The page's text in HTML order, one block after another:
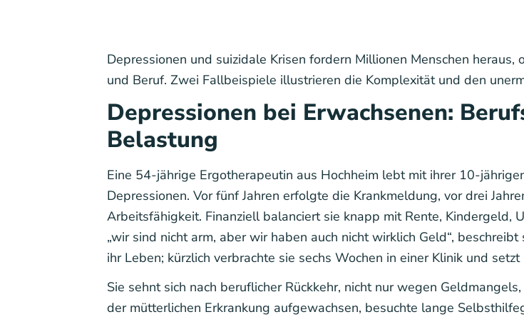
Depressionen und suizidale Krisen fordern Millionen Menschen
und Beruf. Zwei Fallbeispiele illustrieren die Komplexität und den
Depressionen bei Erwachsenen:
Belastung
Eine 54-jährige Ergotherapeutin aus Hochheim lebt mit ihrer 10-
Depressionen. Vor fünf Jahren erfolgte die Krankmeldung, vor drei
Arbeitsfähigkeit. Finanziell balanciert sie knapp mit Rente,
„wir sind nicht arm, aber wir haben auch nicht wirklich Geld“,
ihr Leben; kürzlich verbrachte sie sechs Wochen in einer Klinik und
Sie sehnt sich nach beruflicher Rückkehr, nicht nur wegen
der mütterlichen Erkrankung aufgewachsen, besuchte lange